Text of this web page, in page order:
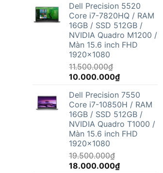
là:
10.500.000₫.
tại
là:
9.500.000₫.
Dell Precision 5520
Core i7-7820HQ / RAM
16GB / SSD 512GB /
NVIDIA Quadro M1200 /
Màn 15.6 inch FHD
1920x1080
11.500.000₫
Giá
là:
11.500.000₫.
10.000.000₫Giá
tại
là:
10.000.000₫.
Dell Precision 7550
Core i7-10850H / RAM
16GB / SSD 512GB /
NVIDIA Quadro T1000 /
Màn 15.6 inch FHD
1920x1080
19.500.000₫
Giá
18.000.000₫Giá